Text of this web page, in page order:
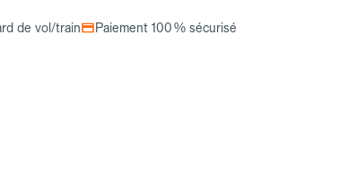
de vol/train
Paiement 100 % sécurisé